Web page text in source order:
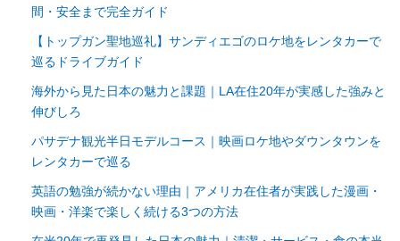
間・安全まで完全ガイド
【トップガン聖地巡礼】サンディエゴのロケ地をレンタカーで
巡るドライブガイド
海外から見た日本の魅力と課題｜LA在住20年が実感した強みと
伸びしろ
パサデナ観光半日モデルコース｜映画ロケ地やダウンタウンを
レンタカーで巡る
英語の勉強が続かない理由｜アメリカ在住者が実践した漫画・
映画・洋楽で楽しく続ける3つの方法